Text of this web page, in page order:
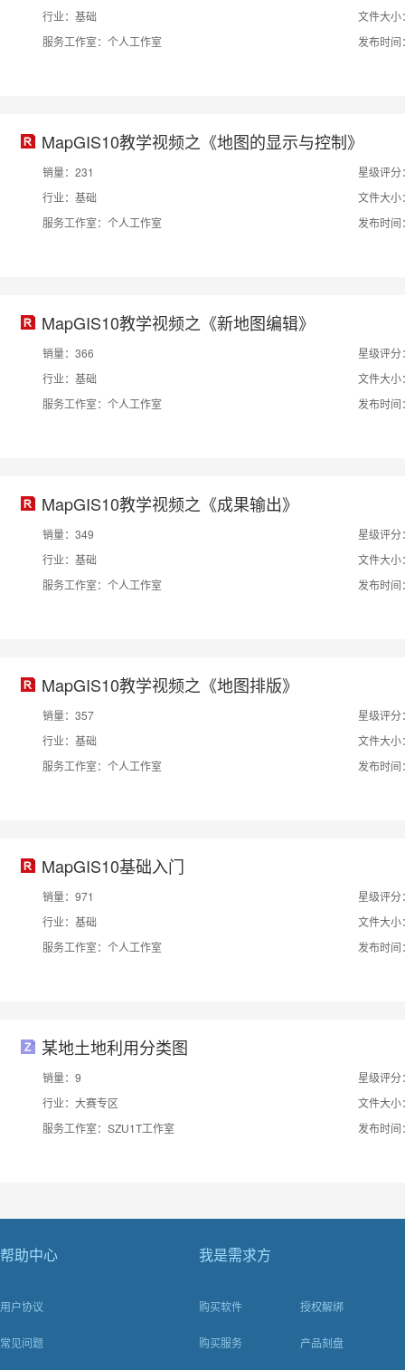
行业：基础
文件大小
服务工作室：个人工作室
发布时
MapGIS10教学视频之《地图的显示与控制》
销量：231
星级评
行业：基础
文件大小
服务工作室：个人工作室
发布时
MapGIS10教学视频之《新地图编辑》
销量：366
星级评
行业：基础
文件大
服务工作室：个人工作室
发布时
MapGIS10教学视频之《成果输出》
销量：349
星级评
行业：基础
文件大小
服务工作室：个人工作室
发布时
MapGIS10教学视频之《地图排版》
销量：357
星级评
行业：基础
文件大小
服务工作室：个人工作室
发布时
MapGIS10基础入门
销量：971
星级评
行业：基础
文件大
服务工作室：个人工作室
发布时
某地土地利用分类图
销量：9
星级评
行业：大赛专区
文件大小
服务工作室：SZU1T工作室
发布时
帮助中心
用户协议
常见问题
我是需求方
购买软件
购买服务
授权解绑
产品刻盘